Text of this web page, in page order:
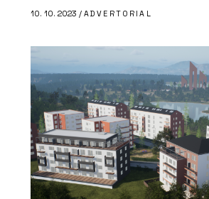
10. 10. 2023 / ADVERTORIAL